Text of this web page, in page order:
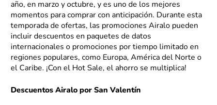
año, en marzo y octubre, y es uno de los mejores
momentos para comprar con anticipación. Durante esta
temporada de ofertas, las promociones Airalo pueden
incluir descuentos en paquetes de datos
internacionales o promociones por tiempo limitado en
regiones populares, como Europa, América del Norte o
el Caribe. ¡Con el Hot Sale, el ahorro se multiplica!
Descuentos Airalo por San Valentín